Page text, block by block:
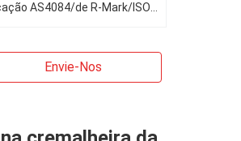
Envie-Nos